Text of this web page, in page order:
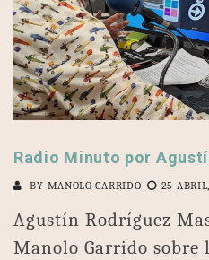
Radio Minuto por
BY MANOLO GARRIDO 25
Agustín Rodríguez
Manolo Garrido sobre